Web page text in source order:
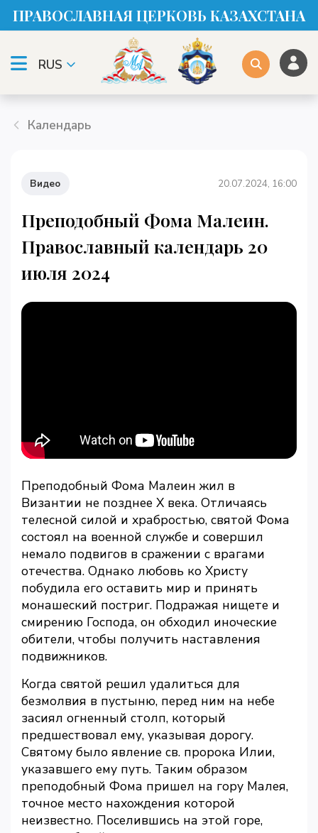
ПРАВОСЛАВНАЯ ЦЕРКОВЬ КАЗАХСТАНА
RUS
Календарь
Видео 20.07.2024, 16:00
Преподобный Фома Малеин.
Православный календарь 20
июля 2024
Преподобный Фома Малеин жил в
Византии не позднее X века. Отличаясь
телесной силой и храбростью, святой Фома
состоял на военной службе и совершил
немало подвигов в сражении с врагами
отечества. Однако любовь ко Христу
побудила его оставить мир и принять
монашеский постриг. Подражая нищете и
смирению Господа, он обходил иноческие
обители, чтобы получить наставления
подвижников.
Когда святой решил удалиться для
безмолвия в пустыню, перед ним на небе
засиял огненный столп, который
предшествовал ему, указывая дорогу.
Святому было явление св. пророка Илии,
указавшего ему путь. Таким образом
преподобный Фома пришел на гору Малея,
точное место нахождения которой
неизвестно. Поселившись на этой горе,